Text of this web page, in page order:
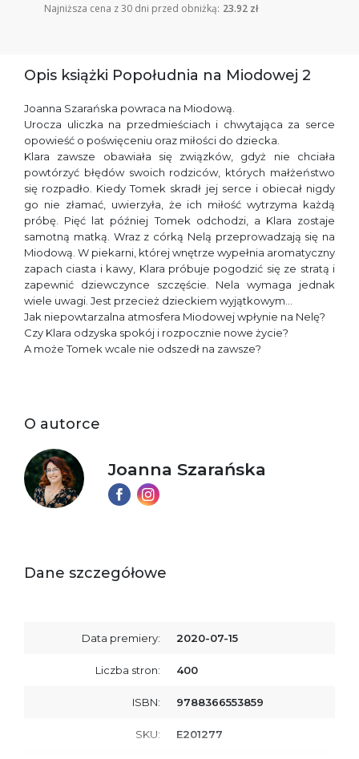
Najniższa cena z 30 dni przed obniżką: 23.92 zł
Opis książki Popołudnia na Miodowej 2
Joanna Szarańska powraca na Miodową.
Urocza uliczka na przedmieściach i chwytająca za serce
opowieść o poświęceniu oraz miłości do dziecka.
Klara zawsze obawiała się związków, gdyż nie chciała
powtórzyć błędów swoich rodziców, których małżeństwo
się rozpadło. Kiedy Tomek skradł jej serce i obiecał nigdy
go nie złamać, uwierzyła, że ich miłość wytrzyma każdą
próbę. Pięć lat później Tomek odchodzi, a Klara zostaje
samotną matką. Wraz z córką Nelą przeprowadzają się na
Miodową. W piekarni, której wnętrze wypełnia aromatyczny
zapach ciasta i kawy, Klara próbuje pogodzić się ze stratą i
zapewnić dziewczynce szczęście. Nela wymaga jednak
wiele uwagi. Jest przecież dzieckiem wyjątkowym…
Jak niepowtarzalna atmosfera Miodowej wpłynie na Nelę?
Czy Klara odzyska spokój i rozpocznie nowe życie?
A może Tomek wcale nie odszedł na zawsze?
O autorce
Joanna Szarańska
Dane szczegółowe
Data premiery: 2020-07-15
Liczba stron: 400
ISBN: 9788366553859
SKU: E201277